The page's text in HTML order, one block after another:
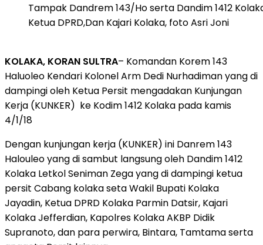
Tampak Dandrem 143/Ho serta Dandim 1412
Ketua DPRD,Dan Kajari Kolaka, foto Asri Joni
KOLAKA, KORAN SULTRA– Komandan Korem 143
Haluoleo Kendari Kolonel Arm Dedi Nurhadiman yang di
dampingi oleh Ketua Persit mengadakan Kunjungan
Kerja (KUNKER) ke Kodim 1412 Kolaka pada kamis
4/1/18
Dengan kunjungan kerja (KUNKER) ini Danrem 143
Halouleo yang di sambut langsung oleh Dandim 1412
Kolaka Letkol Seniman Zega yang di dampingi ketua
persit Cabang kolaka seta Wakil Bupati Kolaka
Jayadin, Ketua DPRD Kolaka Parmin Datsir, Kajari
Kolaka Jefferdian, Kapolres Kolaka AKBP Didik
Supranoto, dan para perwira, Bintara, Tamtama serta